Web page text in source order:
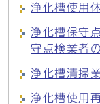
浄化槽使用
浄化槽保守
守点検業者
浄化槽清掃
浄化槽使用